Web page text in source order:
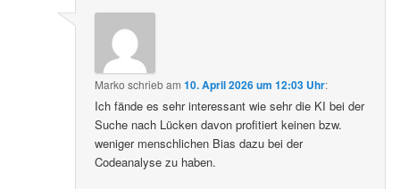
Marko schriebam10. April 2026 um 12:03 Uhr:
Ich fände es sehr interessant wie sehr die KI bei der
Suche nach Lücken davon profitiert keinen bzw.
weniger menschlichen Bias dazu bei der
Codeanalyse zu haben.